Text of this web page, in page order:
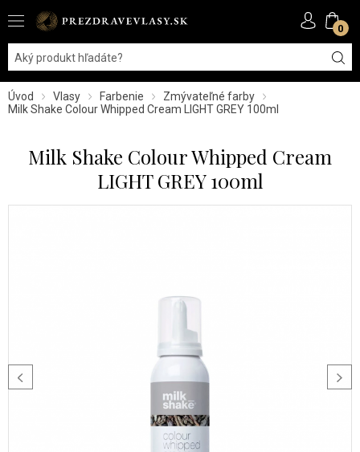
0
Úvod Vlasy Farbenie
Zmývateľné farby
Milk Shake Colour Whipped Cream LIGHT GREY 100ml
Milk Shake Colour Whipped Cream
LIGHT GREY 100ml